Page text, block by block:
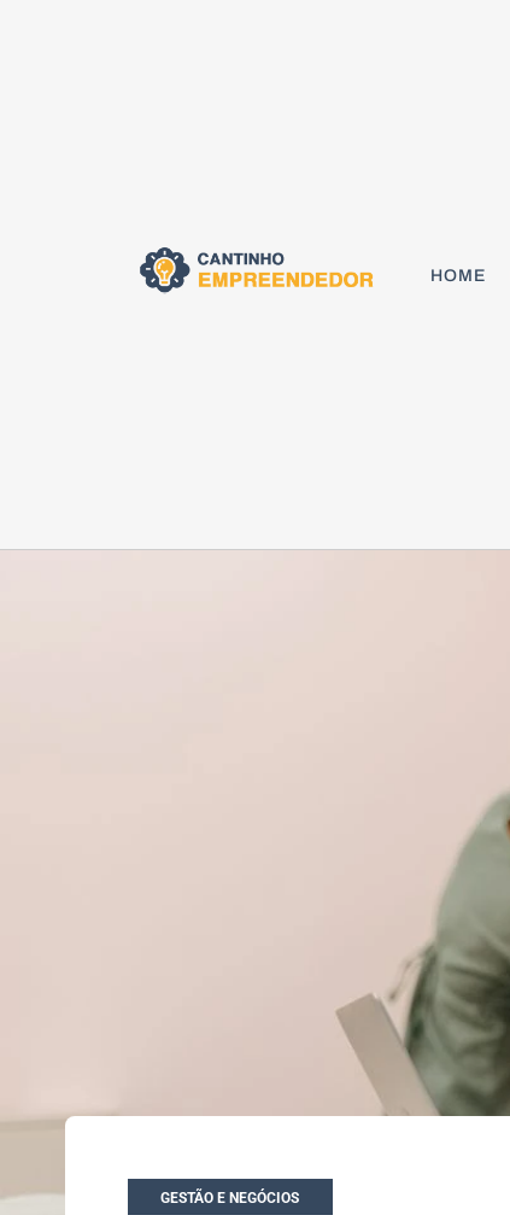
HOME
GESTÃO E NEGÓCIOS